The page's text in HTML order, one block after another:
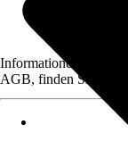
Informationen des
AGB, finden Sie bei